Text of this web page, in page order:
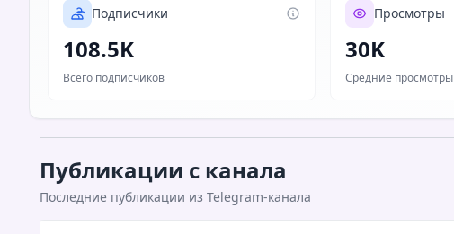
Подписчики
108.5K
Всего подписчиков
Просмотры
30K
Средние просмотры
Публикации с канала
Последние публикации из Telegram-канала